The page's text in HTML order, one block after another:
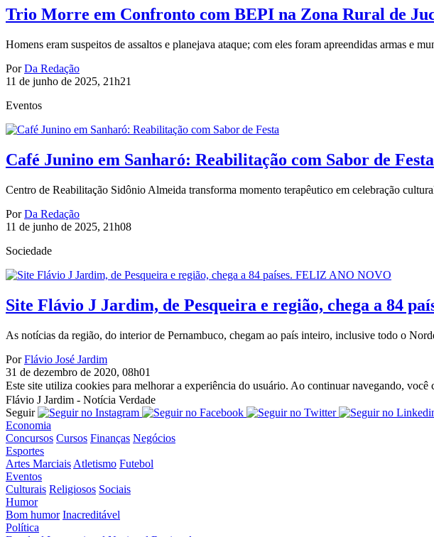
Trio Morre em Confronto com BEPI na Zona Rural de
Homens eram suspeitos de assaltos e planejava ataque; com eles foram apreendidas armas e
PorDa Redação
11 de junho de 2025, 21h21
Eventos
Café Junino em Sanharó: Reabilitação com Sabor de Festa
Centro de Reabilitação Sidônio Almeida transforma momento terapêutico em celebração
PorDa Redação
11 de junho de 2025, 21h08
Sociedade
Site Flávio J Jardim, de Pesqueira e região, chega a 84
As notícias da região, do interior de Pernambuco, chegam ao país inteiro, inclusive todo o
PorFlávio José Jardim
31 de dezembro de 2020, 08h01
Este site utiliza cookies para melhorar a experiência do usuário. Ao continuar navegando, você
Flávio J Jardim - Notícia Verdade
Seguir
Economia
Concursos Cursos Finanças Negócios
Esportes
Artes Marciais Atletismo Futebol
Eventos
Culturais Religiosos Sociais
Humor
Bom humor Inacreditável
Política